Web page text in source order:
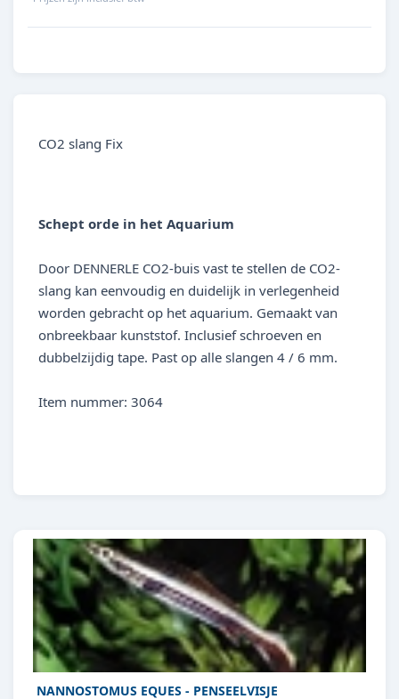
CO2 slang Fix
Schept orde in het Aquarium
Door DENNERLE CO2-buis vast te stellen de CO2-
slang kan eenvoudig en duidelijk in verlegenheid
worden gebracht op het aquarium. Gemaakt van
onbreekbaar kunststof. Inclusief schroeven en
dubbelzijdig tape. Past op alle slangen 4 / 6 mm.
Item nummer: 3064
NANNOSTOMUS EQUES - PENSEELVISJE